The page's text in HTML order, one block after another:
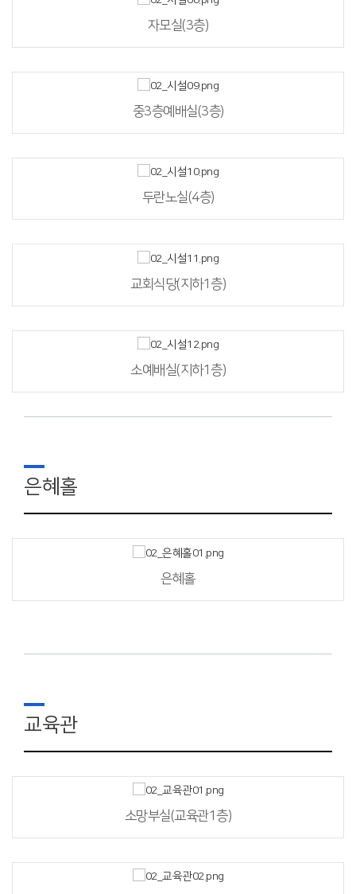
자모실(3층)
중3층예배실(3층)
두란노실(4층)
교회식당(지하1층)
소예배실(지하1층)
은혜홀
은혜홀
교육관
소망부실(교육관1층)